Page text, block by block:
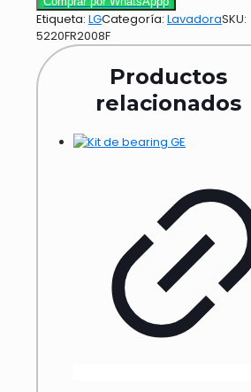
Etiqueta: LGCategoría: LavadoraSKU:
5220FR2008F
Productos
relacionados